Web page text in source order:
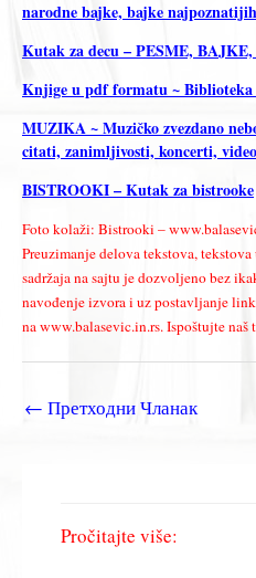
narodne bajke, bajke
Kutak za decu – PESME,
Knjige u pdf formatu ~
MUZIKA ~ Muzičko zvezdano
citati, zanimljivosti, koncerti,
BISTROOKI – Kutak za bistrooke
Foto kolaži: Bistrooki –
Preuzimanje delova tekstova,
sadržaja na sajtu je dozvoljeno bez
navođenje izvora i uz postavljanje
na www.balasevic.in.rs. Ispoštujte
← Претходни Чланак
Pročitajte više: